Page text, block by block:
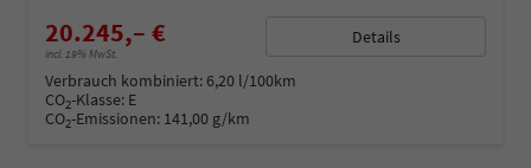
20.245,– €
incl. 19% MwSt.
Details
Verbrauch kombiniert:6,20 l/100km
CO2-Klasse: E
CO2-Emissionen: 141,00 g/km